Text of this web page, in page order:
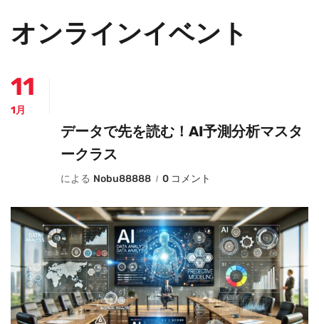
オンラインイベント
11
1月
データで先を読む！AI予測分析マスタ
ークラス
による Nobu88888 0 コメント